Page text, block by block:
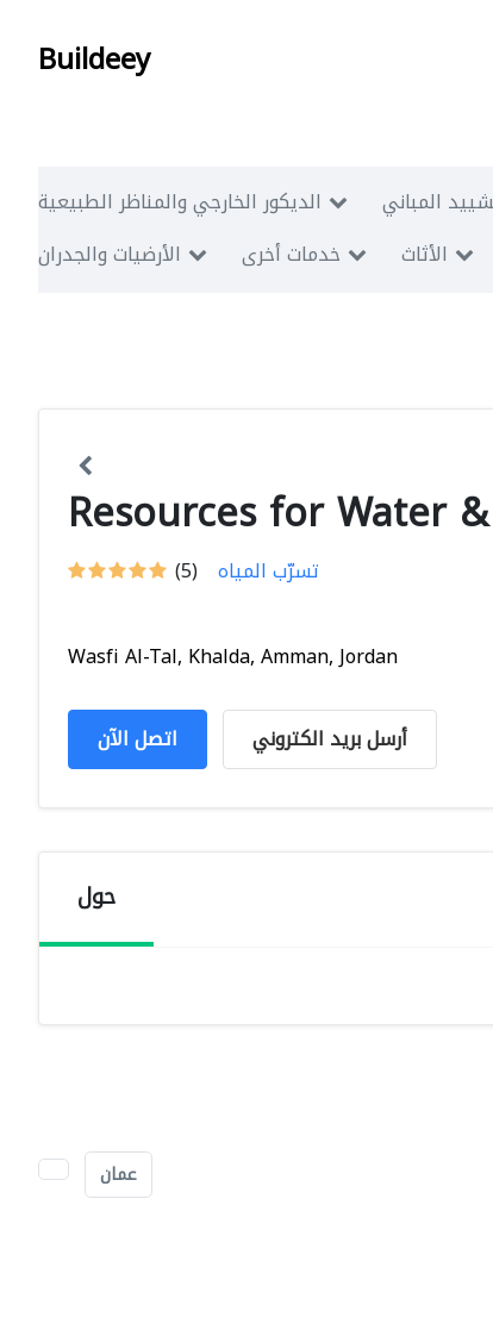
Buildeey
الديكور الخارجي والمناظر الطبيعية المباني
الأرضيات والجدران
خدمات أخرى الأثاث
Resources for Water
(5) تسرّب المياه
Wasfi Al-Tal, Khalda, Amman, Jordan
اتصل الآن أرسل بريد الكتروني
حول
عمان